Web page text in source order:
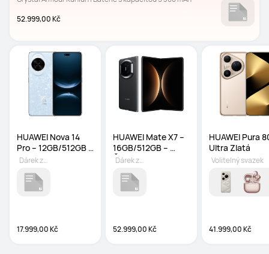
52.999,00 Kč
HUAWEI Nova 14
Pro – 12GB/512GB –
Modrý
17.999,00 Kč
Dárek zdarma
HUAWEI Mate X7 –
16GB/512GB –
Černý
52.999,00 Kč
Dárek zdarma
HUAWEI Pura
Ultra Zlatá
41.999,00 Kč
Volitelný svazek